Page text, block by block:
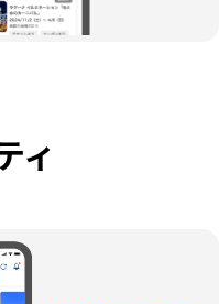
ィ